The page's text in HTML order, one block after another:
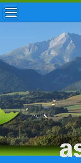
ACCUEIL / INFOS
MUNICIPALITÉ
VIE LOCALE
ENFANCE
TOURISME
HISTOIRE